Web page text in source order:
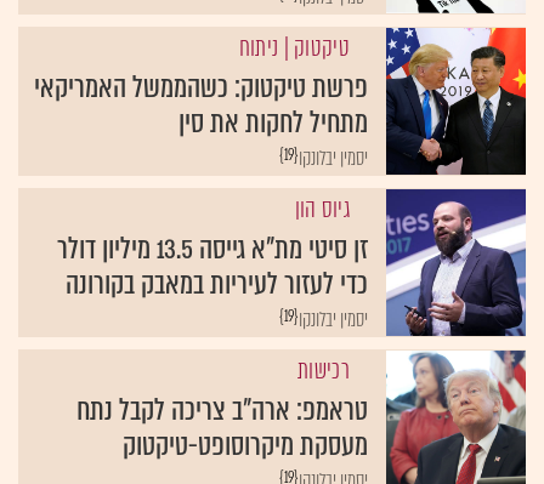
טיקטוק | ניתוח
פרשת טיקטוק: כשהממשל האמריקאי
מתחיל לחקות את סין
{19}יסמין יבלונקו
גיוס הון
זן סיטי מת"א גייסה 13.5 מיליון דולר
כדי לעזור לעיריות במאבק בקורונה
{19}יסמין יבלונקו
רכישות
טראמפ: ארה"ב צריכה לקבל נתח
מעסקת מיקרוסופט-טיקטוק
{19}יסמין יבלונקו